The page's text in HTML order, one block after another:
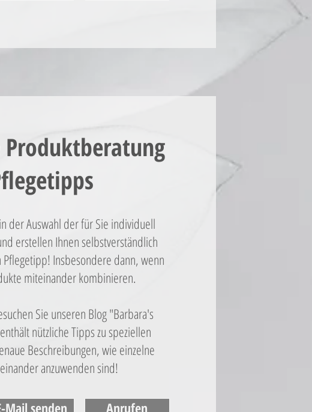
Produktberatung
der Auswahl der für Sie individuell
erstellen Ihnen selbstverständlich
Pflegetipp! Insbesondere dann, wenn
miteinander kombinieren.
Sie unseren Blog "Barbara's
nützliche Tipps zu speziellen
Beschreibungen, wie einzelne
anzuwenden sind!
Mail senden Anrufen